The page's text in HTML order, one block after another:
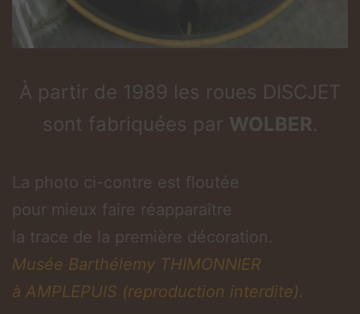
À partir de 1989 les roues DISCJET
sont fabriquées par WOLBER.
La photo ci-contre est floutée
pour mieux faire réapparaître
la trace de la première décoration.
Musée Barthélemy THIMONNIER
à AMPLEPUIS (reproduction interdite).